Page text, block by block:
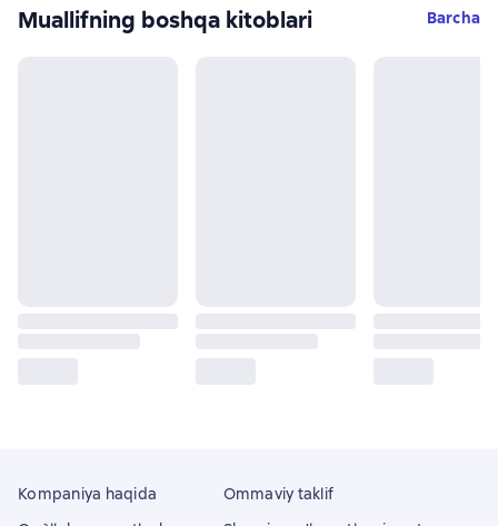
Muallifning boshqa kitoblari Barcha
Kompaniya haqida
Ommaviy taklif